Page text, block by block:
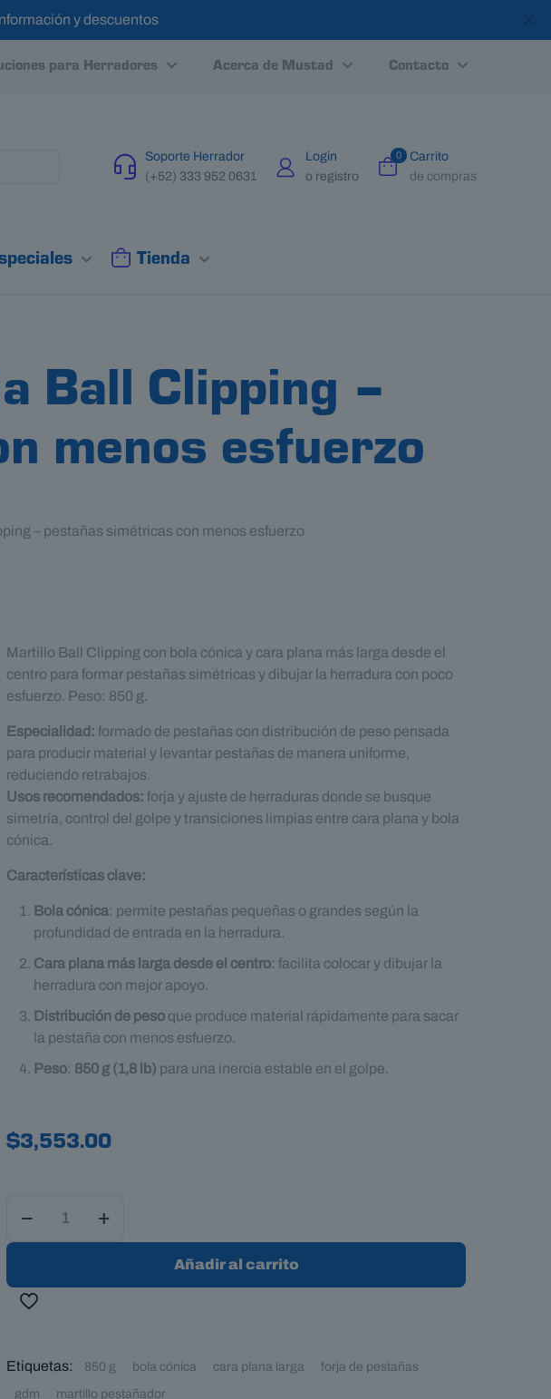
y descuentos
para Herradores Acerca de Mustad Contacto
Soporte Herrador
(+52) 333 952 0631
Login
o registro
0
Carrito
de compras
Tienda
Ball Clipping –
menos esfuerzo
– pestañas simétricas con menos esfuerzo
Martillo Ball Clipping con bola cónica y cara plana más larga desde el
centro para formar pestañas simétricas y dibujar la herradura con poco
esfuerzo. Peso: 850 g.
Especialidad: formado de pestañas con distribución de peso pensada
para producir material y levantar pestañas de manera uniforme,
reduciendo retrabajos.
Usos recomendados: forja y ajuste de herraduras donde se busque
simetría, control del golpe y transiciones limpias entre cara plana y bola
cónica.
Características clave:
Bola cónica: permite pestañas pequeñas o grandes según la
profundidad de entrada en la herradura.
Cara plana más larga desde el centro: facilita colocar y dibujar la
herradura con mejor apoyo.
Distribución de peso que produce material rápidamente para sacar
la pestaña con menos esfuerzo.
Peso: 850 g (1,8 lb) para una inercia estable en el golpe.
$3,553.00
de
Ball
Clipping
pestañas
simétricas
Añadir al carrito
Etiquetas: 850 g bola cónica cara plana larga
forja de pestañas
gdm
martillo pestañador